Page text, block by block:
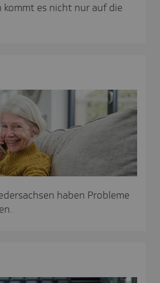
kommt es nicht nur auf die
haben Probleme